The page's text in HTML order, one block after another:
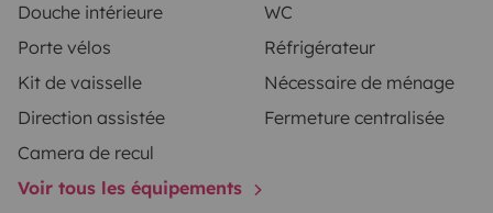
Douche intérieure
WC
Porte vélos
Réfrigérateur
Kit de vaisselle
Nécessaire de ménage
Direction assistée
Fermeture centralisée
Camera de recul
Voir tous les équipements